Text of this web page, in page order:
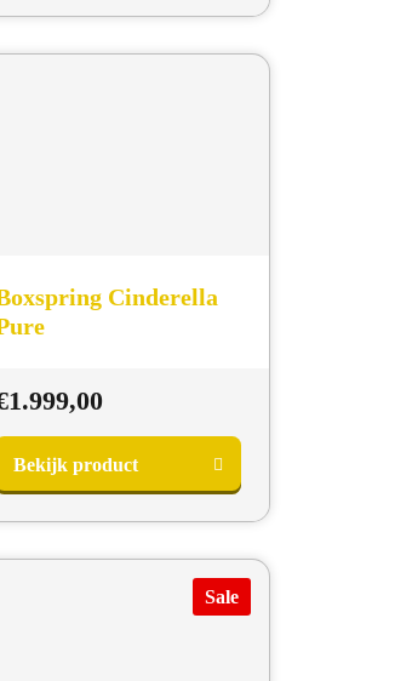
Cinderella
1.999,00
Bekijk product
Sale